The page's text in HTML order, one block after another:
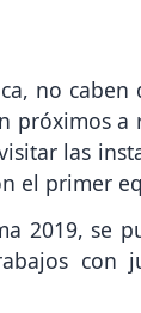
no caben
próximos a
las
el primer
2019, se
con